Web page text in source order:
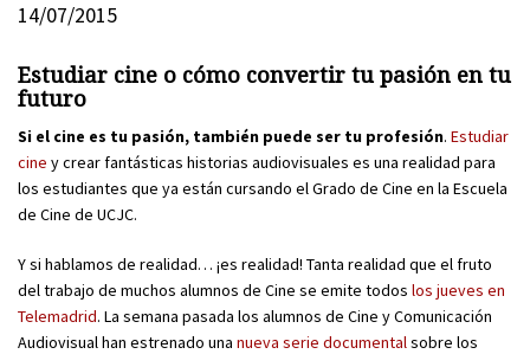
14/07/2015
Estudiar cine o cómo convertir tu pasión en tu
futuro
Si el cine es tu pasión, también puede ser tu profesión. Estudiar
cine y crear fantásticas historias audiovisuales es una realidad para
los estudiantes que ya están cursando el Grado de Cine en la Escuela
de Cine de UCJC.
Y si hablamos de realidad… ¡es realidad! Tanta realidad que el fruto
del trabajo de muchos alumnos de Cine se emite todos los jueves en
Telemadrid. La semana pasada los alumnos de Cine y Comunicación
Audiovisual han estrenado una nueva serie documentalsobre los